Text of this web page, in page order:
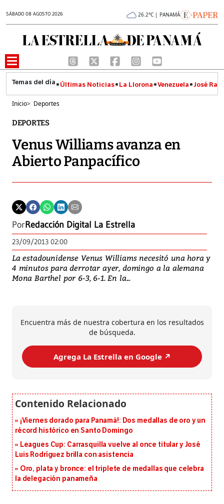
SÁBADO 08 AGOSTO 2026 26.2°C | PANAMÁ
Últimas Noticias La Llorona Venezuela José
Inicio> Deportes
DEPORTES
Venus Williams avanza en
Abierto Panpacífico
PorRedacción Digital La Estrella
23/09/2013 02:00
La estadounidense Venus Williams necesitó una hora y
4 minutos para derrotar ayer, domingo a la alemana
Mona Barthel por 6-3, 6-1. En la...
Encuentra más de nuestra cobertura en los resultados
de búsqueda.
Agrega La Estrella en Google ↗️
¡Viernes dorado para Panamá!: Dos medallas de oro y un
récord histórico en Santo Domingo
Leagues Cup: Carrasquilla vuelve al once titular y José
Luis Rodríguez brilla con asistencia
Oro, plata y bronce: el triplete de medallas que celebra
la delegación panameña